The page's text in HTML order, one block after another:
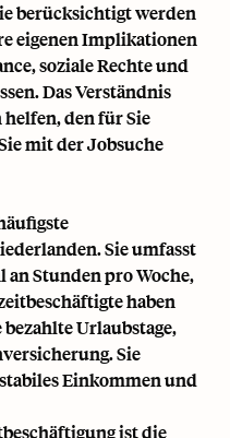
berücksichtigt werden
eigenen Implikationen
soziale Rechte und
Das Verständnis
den für Sie
mit der Jobsuche
Sie umfasst
an Stunden pro Woche,
haben
Urlaubstage,
Sie
Einkommen und
ist die